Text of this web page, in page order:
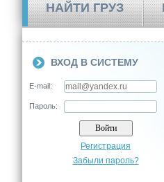
НАЙТИ ГРУЗ
ВХОД В СИСТЕМУ
E-mail:
Пароль:
Регистрация
Забыли пароль?